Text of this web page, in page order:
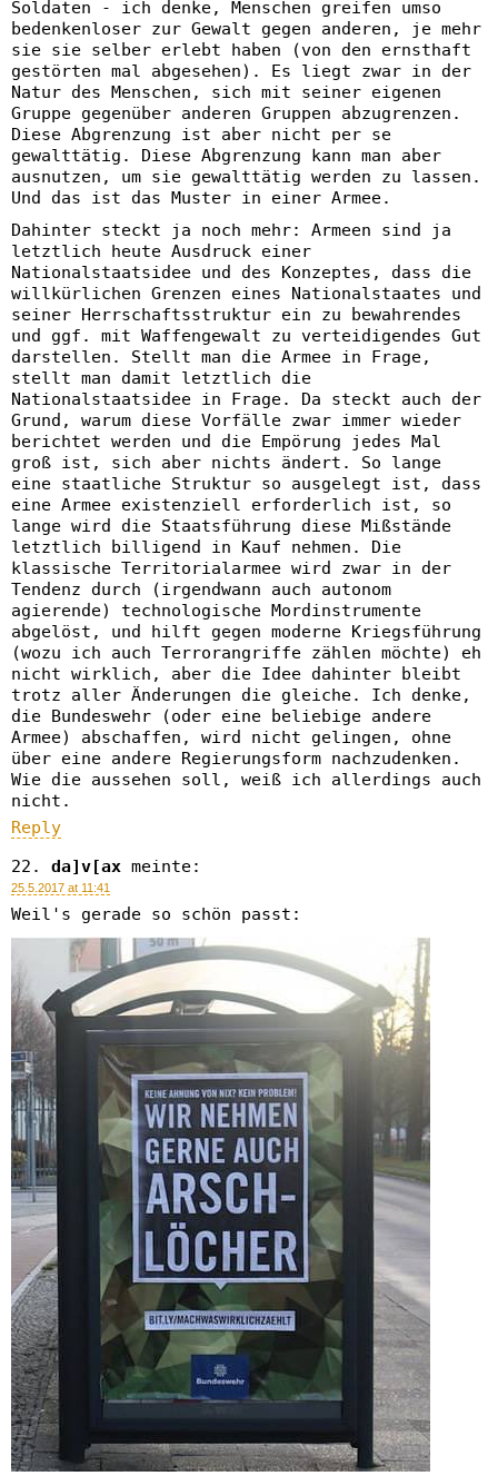
Soldaten - ich denke, Menschen greifen umso
bedenkenloser zur Gewalt gegen anderen, je mehr
sie sie selber erlebt haben (von den ernsthaft
gestörten mal abgesehen). Es liegt zwar in der
Natur des Menschen, sich mit seiner eigenen
Gruppe gegenüber anderen Gruppen abzugrenzen.
Diese Abgrenzung ist aber nicht per se
gewalttätig. Diese Abgrenzung kann man aber
ausnutzen, um sie gewalttätig werden zu lassen.
Und das ist das Muster in einer Armee.
Dahinter steckt ja noch mehr: Armeen sind ja
letztlich heute Ausdruck einer
Nationalstaatsidee und des Konzeptes, dass die
willkürlichen Grenzen eines Nationalstaates und
seiner Herrschaftsstruktur ein zu bewahrendes
und ggf. mit Waffengewalt zu verteidigendes Gut
darstellen. Stellt man die Armee in Frage,
stellt man damit letztlich die
Nationalstaatsidee in Frage. Da steckt auch der
Grund, warum diese Vorfälle zwar immer wieder
berichtet werden und die Empörung jedes Mal
groß ist, sich aber nichts ändert. So lange
eine staatliche Struktur so ausgelegt ist, dass
eine Armee existenziell erforderlich ist, so
lange wird die Staatsführung diese Mißstände
letztlich billigend in Kauf nehmen. Die
klassische Territorialarmee wird zwar in der
Tendenz durch (irgendwann auch autonom
agierende) technologische Mordinstrumente
abgelöst, und hilft gegen moderne Kriegsführung
(wozu ich auch Terrorangriffe zählen möchte) eh
nicht wirklich, aber die Idee dahinter bleibt
trotz aller Änderungen die gleiche. Ich denke,
die Bundeswehr (oder eine beliebige andere
Armee) abschaffen, wird nicht gelingen, ohne
über eine andere Regierungsform nachzudenken.
Wie die aussehen soll, weiß ich allerdings auch
nicht.
Reply
da]v[ax meinte:
25.5.2017 at 11:41
Weil's gerade so schön passt: